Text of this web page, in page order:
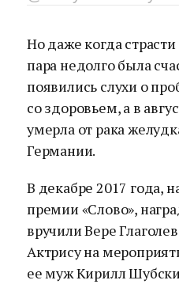
Но даже когда
пара недолго была
появились слухи о
со здоровьем, а в
умерла от рака
Германии.
В декабре 2017 года,
премии «Слово»,
вручили Вере
Актрису на
ее муж Кирилл